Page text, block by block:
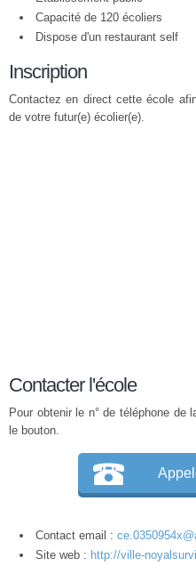
Capacité de 120 écoliers
Dispose d'un restaurant self
Inscription
Contactez en direct cette école
de votre futur(e) écolier(e).
Contacter l'école
Pour obtenir le n° de téléphone
le bouton.
Contact email :
Site web : http://ville-